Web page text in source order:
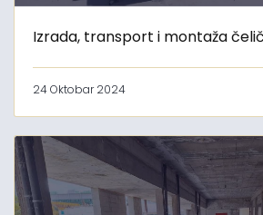
Izrada, transport i montaža
24 Oktobar 2024